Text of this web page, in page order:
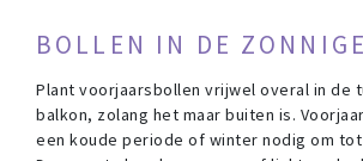
BOLLEN IN DE
Plant voorjaarsbollen vrijwel overal in de
balkon, zolang het maar buiten is.
een koude periode of winter nodig om